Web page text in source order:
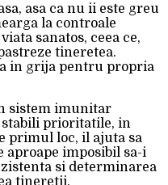
asa ca nu ii este greu
la controale
sanatos, ceea ce,
tineretea.
in grija pentru propria
sistem imunitar
stabili prioritatile, in
primul loc, il ajuta sa
aproape imposibil sa-i
si determinarea
tineretii.